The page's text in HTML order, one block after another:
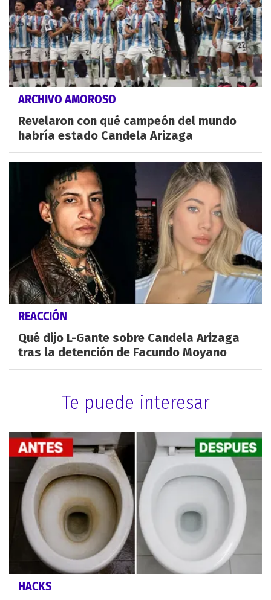
ARCHIVO AMOROSO
Revelaron con qué campeón del mundo
habría estado Candela Arizaga
REACCIÓN
Qué dijo L-Gante sobre Candela Arizaga
tras la detención de Facundo Moyano
Te puede interesar
HACKS